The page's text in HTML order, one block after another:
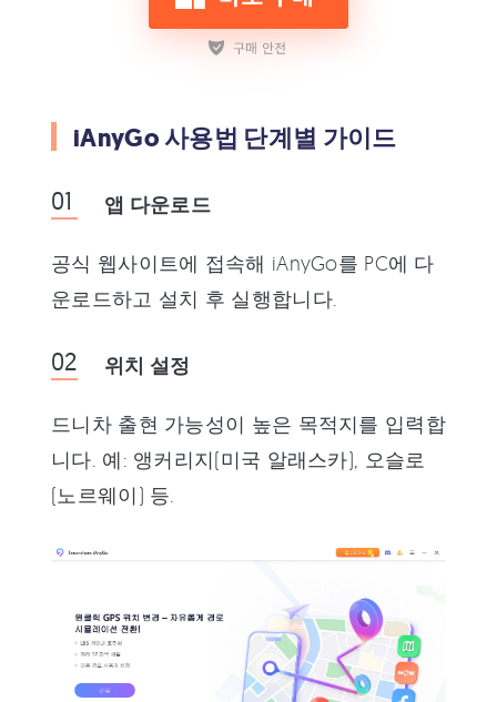
iAnyGo 사용법 단계별 가이드
앱 다운로드
공식 웹사이트에 접속해 iAnyGo를 PC에 다
운로드하고 설치 후 실행합니다.
위치 설정
드니차 출현 가능성이 높은 목적지를 입력합
니다. 예: 앵커리지(미국 알래스카), 오슬로
(노르웨이) 등.